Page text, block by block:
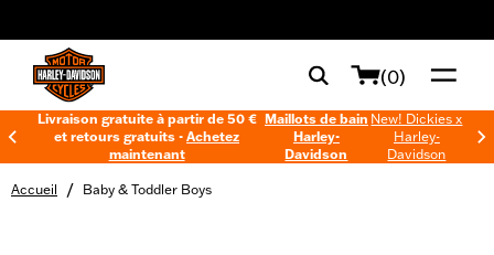
(0)
Livraison gratuite à partir de 50 €
et retours gratuits -Achetez
maintenant
Maillots de bain
Harley-
Davidson
New! Dickies x
Harley-
Davidson
Accueil / Baby & Toddler Boys